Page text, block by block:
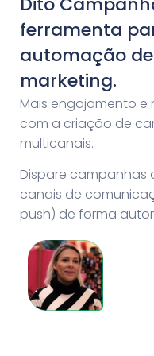
ferramenta
automação de
marketing.
Mais engajamento e
com a criação de
multicanais.
Dispare campanhas
canais de
push) de forma